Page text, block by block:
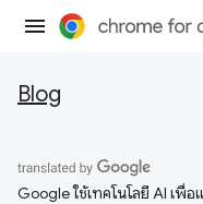
Blog
Google ใช้เทคโนโลยี AI เพื่